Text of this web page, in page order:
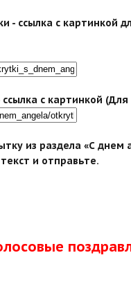
- ссылка с картинкой
ссылка с картинкой
из раздела «С днем
и отправьте.